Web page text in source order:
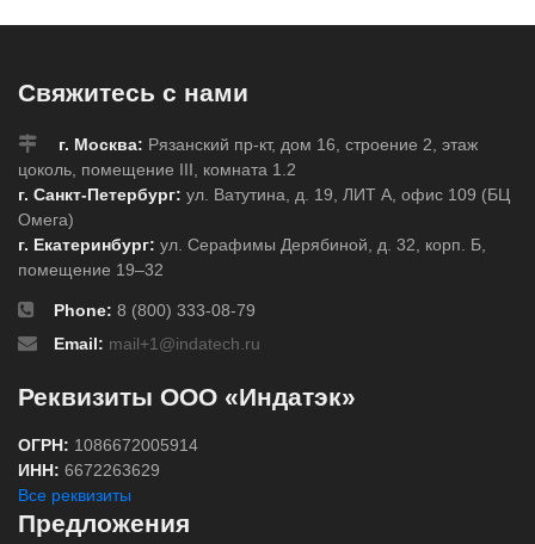
Свяжитесь с нами
г. Москва: Рязанский пр-кт, дом 16, строение 2, этаж
цоколь, помещение III, комната 1.2
г. Санкт-Петербург: ул. Ватутина, д. 19, ЛИТ А, офис 109 (БЦ
Омега)
г. Екатеринбург: ул. Серафимы Дерябиной, д. 32, корп. Б,
помещение 19–32
Phone: 8 (800) 333-08-79
Email: mail+1@indatech.ru
Реквизиты ООО «Индатэк»
ОГРН: 1086672005914
ИНН: 6672263629
Все реквизиты
Предложения